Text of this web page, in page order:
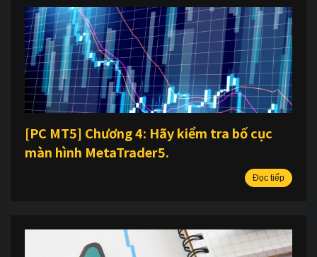
[PC MT5] Chương 4: Hãy kiểm tra bố cục
màn hình MetaTrader5.
Đọc tiếp